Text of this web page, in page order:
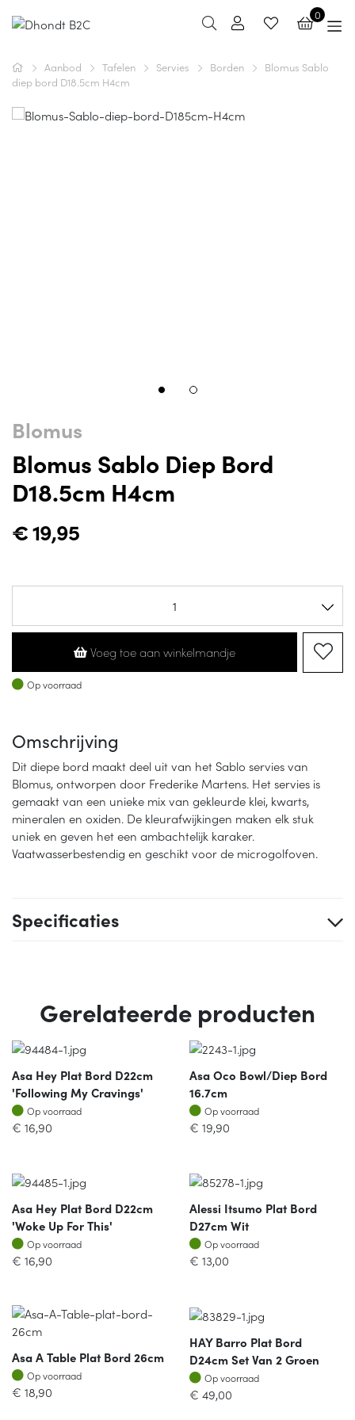
0
Aanbod Tafelen Servies Borden
Blomus Sablo
diep bord D18.5cm H4cm
Blomus
Blomus Sablo Diep Bord
D18.5cm H4cm
€19,95
Voeg toe aan winkelmandje
Op voorraad
Op voorraad
Omschrijving
Dit diepe bord maakt deel uit van het Sablo servies van
Blomus, ontworpen door Frederike Martens. Het servies is
gemaakt van een unieke mix van gekleurde klei, kwarts,
mineralen en oxiden. De kleurafwijkingen maken elk stuk
uniek en geven het een ambachtelijk karaker.
Vaatwasserbestendig en geschikt voor de microgolfoven.
Specificaties
Gerelateerde producten
Asa Hey Plat Bord D22cm
'following My Cravings'
Op voorraad
Op voorraad
€ 16,90
Asa Oco Bowl/diep Bord
16.7cm
Op voorraad
Op voorraad
€ 19,90
Asa Hey Plat Bord D22cm
'woke Up For This'
Op voorraad
Op voorraad
€ 16,90
Alessi Itsumo Plat Bord
D27cm Wit
Op voorraad
Op voorraad
€ 13,00
Asa A Table Plat Bord 26cm
Op voorraad
Op voorraad
€ 18,90
HAY Barro Plat Bord
D24cm Set Van 2 Groen
Op voorraad
Op voorraad
€ 49,00